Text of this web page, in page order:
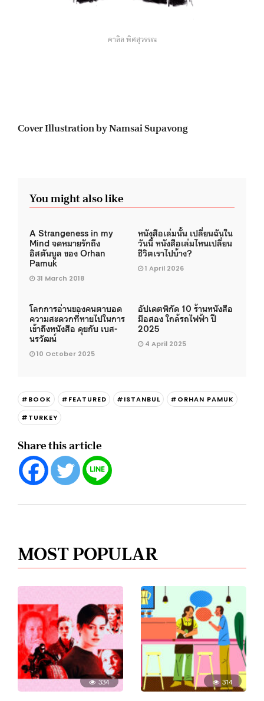
คาลิล พิศสุวรรณ
Cover Illustration by Namsai Supavong
You might also like
A Strangeness in my
Mind จดหมายรักถึง
อิสตันบูล ของ Orhan
Pamuk
31 March 2018
หนังสือเล่มนั้น เปลี่ยนฉันใน
วันนี้ หนังสือเล่มไหนเปลี่ยน
ชีวิตเราไปบ้าง?
1 April 2026
โลกการอ่านของคนตาบอด
ความสะดวกที่หายไปในการ
เข้าถึงหนังสือ คุยกับ เบส-
นรวัฒน์
10 October 2025
อัปเดตพิกัด 10 ร้านหนังสือ
มือสอง ใกล้รถไฟฟ้า ปี
2025
4 April 2025
#BOOK #FEATURED #ISTANBUL
#ORHAN PAMUK
#TURKEY
Share this article
MOST POPULAR
334 314